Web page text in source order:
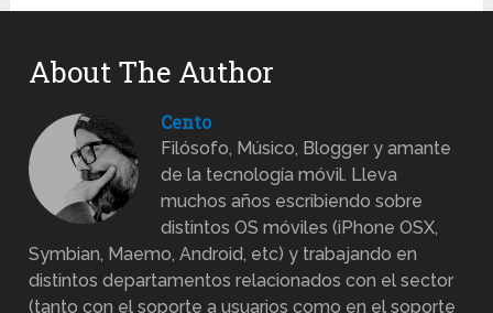
About The Author
Cento
Filósofo, Músico, Blogger y amante
de la tecnología móvil. Lleva
muchos años escribiendo sobre
distintos OS móviles (iPhone OSX,
Symbian, Maemo, Android, etc) y trabajando en
distintos departamentos relacionados con el sector
(tanto con el soporte a usuarios como en el soporte